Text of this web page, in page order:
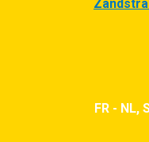
FR - NL,